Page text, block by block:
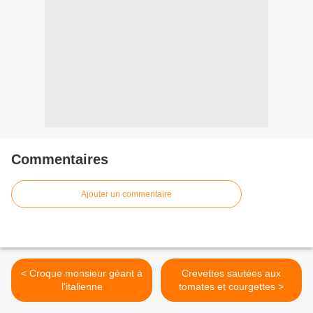
Commentaires
Ajouter un commentaire
< Croque monsieur géant à
l'italienne
Crevettes sautées aux
tomates et courgettes >